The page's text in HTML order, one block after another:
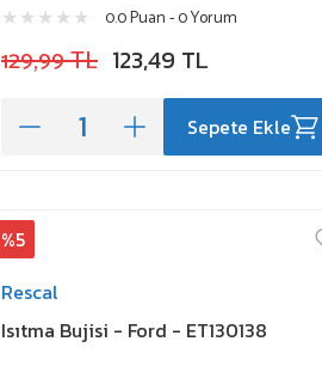
0.0 Puan - 0 Yorum
129,99 TL 123,49 TL
Sepete Ekle
%5
Rescal
Isıtma Bujisi - Ford - ET130138